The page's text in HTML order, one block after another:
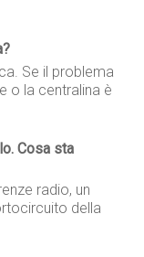
Se il problema
o la centralina è
Cosa sta
radio, un
della